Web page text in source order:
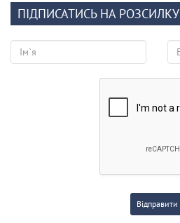
ПІДПИСАТИСЬ НА РОЗСИЛКУ
Відправити